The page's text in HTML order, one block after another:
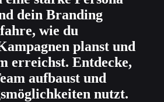
dein Branding
wie du
planst und
erreichst. Entdecke,
aufbaust und
nutzt.